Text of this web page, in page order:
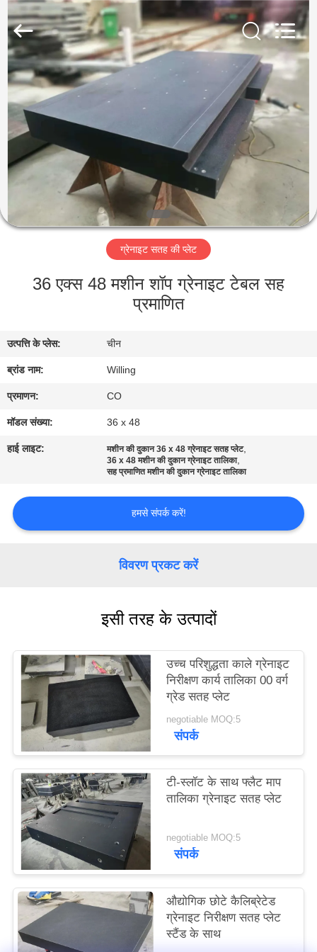
घर
उत्पादों
हमारे
बारे
में
भ्रमण
नियंत्रण
संपर्क
करें
एक
उद्धरण
साइटमैप
PRIVACY
POLICY
Famous
International
Trading
Co.,
Ltd.
Rights
Reserved.
ग्रेनाइट सतह की प्लेट
36 एक्स 48 मशीन शॉप ग्रेनाइट टेबल सह
प्रमाणित
उत्पत्ति के प्लेस: चीन
ब्रांड नाम: Willing
प्रमाणन: CO
मॉडल संख्या: 36 x 48
हाई लाइट: मशीन की दुकान 36 x 48 ग्रेनाइट सतह प्लेट,
36 x 48 मशीन की दुकान ग्रेनाइट तालिका,
सह प्रमाणित मशीन की दुकान ग्रेनाइट तालिका
हमसे संपर्क करें!
विवरण प्रकट करें
इसी तरह के उत्पादों
उच्च परिशुद्धता काले ग्रेनाइट
निरीक्षण कार्य तालिका 00 वर्ग
ग्रेड सतह प्लेट
negotiable MOQ:5
संपर्क
टी-स्लॉट के साथ फ्लैट माप
तालिका ग्रेनाइट सतह प्लेट
negotiable MOQ:5
संपर्क
औद्योगिक छोटे कैलिब्रेटेड
ग्रेनाइट निरीक्षण सतह प्लेट
स्टैंड के साथ